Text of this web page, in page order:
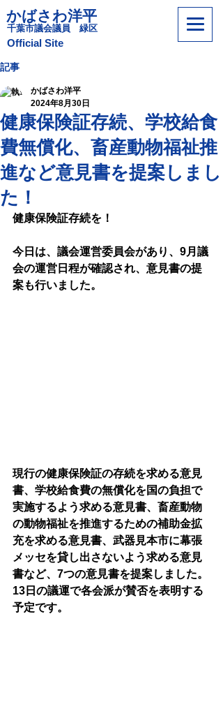
かばさわ洋平
​千葉市議会議員 緑区
​Official Site
記事
健康保険証存続、学校給食
費無償化、畜産動物福祉推
進など意見書を提案しまし
た！
かばさわ洋平
2024年8月30日
健康保険証存続を！
今日は、議会運営委員会があり、9月議
会の運営日程が確認され、意見書の提
案も行いました。
現行の健康保険証の存続を求める意見
書、学校給食費の無償化を国の負担で
実施するよう求める意見書、畜産動物
の動物福祉を推進するための補助金拡
充を求める意見書、武器見本市に幕張
メッセを貸し出さないよう求める意見
書など、7つの意見書を提案しました。
13日の議運で各会派が賛否を表明する
予定です。